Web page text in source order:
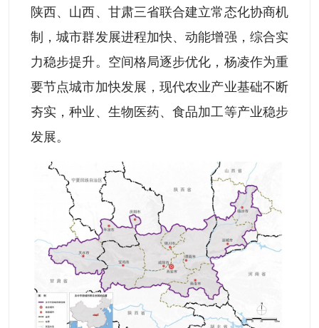
陕西、山西、甘肃三省联合建立常态化协商机
制，城市群发展进程加快、动能增强，综合实
力稳步提升。空间格局逐步优化，杨凌作为重
要节点城市加快发展，现代农业产业基础不断
夯实，种业、生物医药、食品加工等产业稳步
发展。